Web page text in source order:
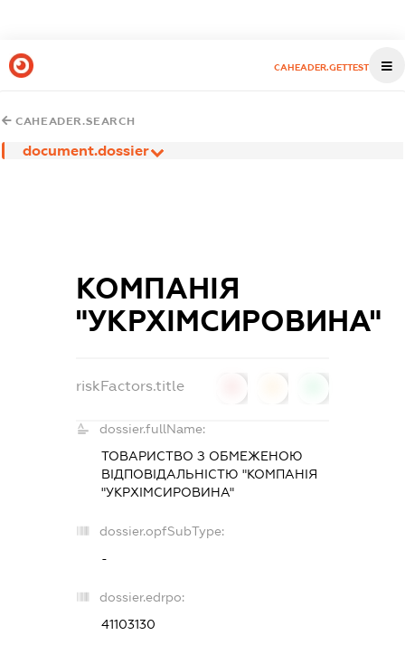
CAHEADER.GETTEST
CAHEADER.SEARCH
document.dossier
КОМПАНІЯ
"УКРХІМСИРОВИНА"
riskFactors.title
dossier.fullName:
ТОВАРИСТВО З ОБМЕЖЕНОЮ
ВІДПОВІДАЛЬНІСТЮ "КОМПАНІЯ
"УКРХІМСИРОВИНА"
dossier.opfSubType:
-
dossier.edrpo:
41103130